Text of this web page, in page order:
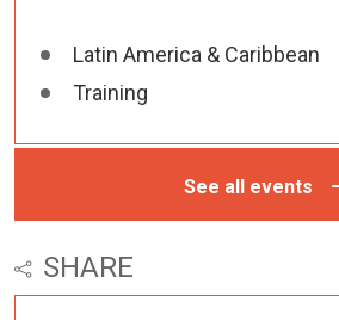
Latin America & Caribbean
Training
See all events
SHARE